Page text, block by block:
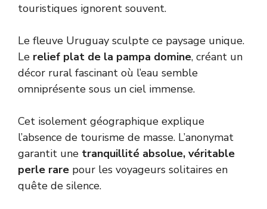
touristiques ignorent souvent.
Le fleuve Uruguay sculpte ce paysage unique.
Le relief plat de la pampa domine, créant un
décor rural fascinant où l’eau semble
omniprésente sous un ciel immense.
Cet isolement géographique explique
l’absence de tourisme de masse. L’anonymat
garantit une tranquillité absolue, véritable
perle rare pour les voyageurs solitaires en
quête de silence.